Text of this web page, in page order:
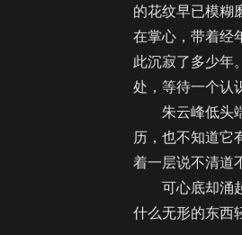
的花纹早已模糊
在掌心，带着经
此沉寂了多少年
处，等待一个认
朱云峰低头端
历，也不知道它
着一层说不清道
可心底却涌起
什么无形的东西